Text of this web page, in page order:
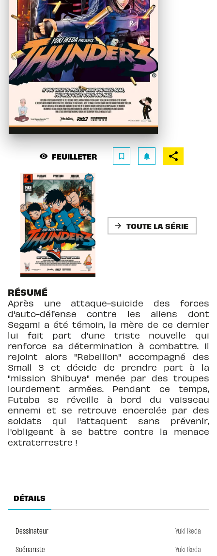
visibility FEUILLETER bookmark_border notifications
arrow_forward TOUTE LA SÉRIE
RÉSUMÉ
Après une attaque-suicide des forces
d'auto-défense contre les aliens dont
Segami a été témoin, la mère de ce dernier
lui fait part d'une triste nouvelle qui
renforce sa détermination à combattre. Il
rejoint alors "Rebellion" accompagné des
Small 3 et décide de prendre part à la
"mission Shibuya" menée par des troupes
lourdement armées. Pendant ce temps,
Futaba se réveille à bord du vaisseau
ennemi et se retrouve encerclée par des
soldats qui l'attaquent sans prévenir,
l'obligeant à se battre contre la menace
extraterrestre !
DÉTAILS
Dessinateur
Yuki Ikeda
Scénariste
Yuki Ikeda